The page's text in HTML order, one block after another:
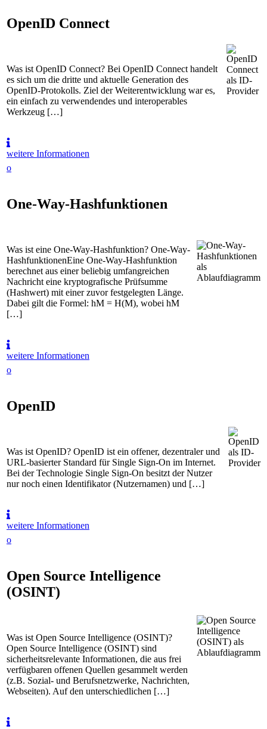
OpenID Connect
Was ist OpenID Connect? Bei OpenID Connect handelt
es sich um die dritte und aktuelle Generation des
OpenID-Protokolls. Ziel der Weiterentwicklung war es,
ein einfach zu verwendendes und interoperables
Werkzeug […]
weitere Informationen
o
One-Way-Hashfunktionen
Was ist eine One-Way-Hashfunktion? One-Way-
HashfunktionenEine One-Way-Hashfunktion
berechnet aus einer beliebig umfangreichen
Nachricht eine kryptografische Prüfsumme
(Hashwert) mit einer zuvor festgelegten Länge.
Dabei gilt die Formel: hM = H(M), wobei hM
[…]
weitere Informationen
o
OpenID
Was ist OpenID? OpenID ist ein offener, dezentraler und
URL-basierter Standard für Single Sign-On im Internet.
Bei der Technologie Single Sign-On besitzt der Nutzer
nur noch einen Identifikator (Nutzernamen) und […]
weitere Informationen
o
Open Source Intelligence
(OSINT)
Was ist Open Source Intelligence (OSINT)?
Open Source Intelligence (OSINT) sind
sicherheitsrelevante Informationen, die aus frei
verfügbaren offenen Quellen gesammelt werden
(z.B. Sozial- und Berufsnetzwerke, Nachrichten,
Webseiten). Auf den unterschiedlichen […]